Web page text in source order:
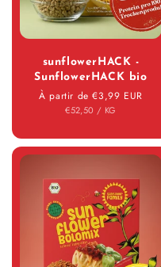
sunflowerHACK -
SunflowerHACK bio
Prix régulier
À partir de €3,99 EUR
PRIX UNITAIRE
€52,50 / PAR
KG